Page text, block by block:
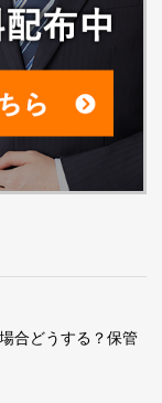
合どうする？保管